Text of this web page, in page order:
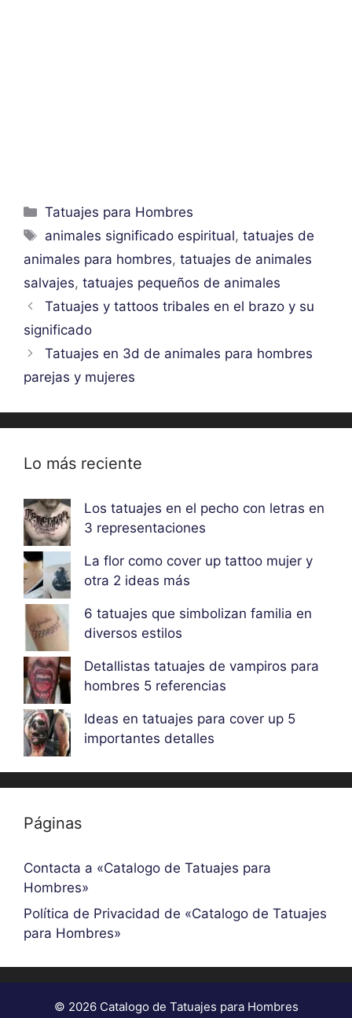
Categorías
Tatuajes para Hombres
Etiquetas
animales significado espiritual,tatuajes de
animales para hombres, tatuajes de animales
salvajes, tatuajes pequeños de animales
Tatuajes y tattoos tribales en el brazo y su
significado
Tatuajes en 3d de animales para hombres
parejas y mujeres
Lo más reciente
Los tatuajes en el pecho con letras en
3 representaciones
La flor como cover up tattoo mujer y
otra 2 ideas más
6 tatuajes que simbolizan familia en
diversos estilos
Detallistas tatuajes de vampiros para
hombres 5 referencias
Ideas en tatuajes para cover up 5
importantes detalles
Páginas
Contacta a «Catalogo de Tatuajes para
Hombres»
Política de Privacidad de «Catalogo de Tatuajes
para Hombres»
© 2026 Catalogo de Tatuajes para Hombres